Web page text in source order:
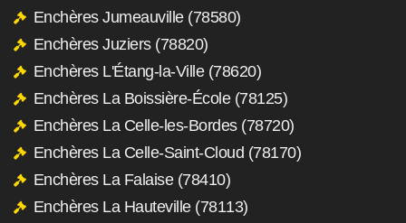
Enchères Jumeauville (78580)
Enchères Juziers (78820)
Enchères L'Étang-la-Ville (78620)
Enchères La Boissière-École (78125)
Enchères La Celle-les-Bordes (78720)
Enchères La Celle-Saint-Cloud (78170)
Enchères La Falaise (78410)
Enchères La Hauteville (78113)